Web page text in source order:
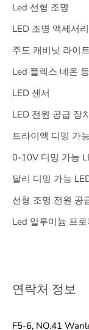
Led 선형 조명
LED 조명 액세서리
주도 캐비닛 라이트
Led 플렉스 네온 등
LED 센서
LED 전원 공급 장
트라이액 디밍 가
0-10V 디밍 가능
달리 디밍 가능
선형 조명 전원 공
Led 알루미늄 프
연락처 정보
F5-6, NO.41